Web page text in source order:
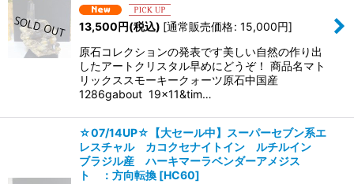
13,500円(税込) [通常販売価格: 15,000円]
原石コレクションの発表です美しい自然の作り出
したアートクリスタル早めにどうぞ！ 商品名マト
リックススモーキークォーツ原石中国産
1286gabout 19×11&tim…
☆07/14UP☆【大セール中】スーパーセブン系エ
レスチャル カコクセナイトイン ルチルイン
ブラジル産 ハーキマーラベンダーアメジス
ト ：方向転換 [HC60]